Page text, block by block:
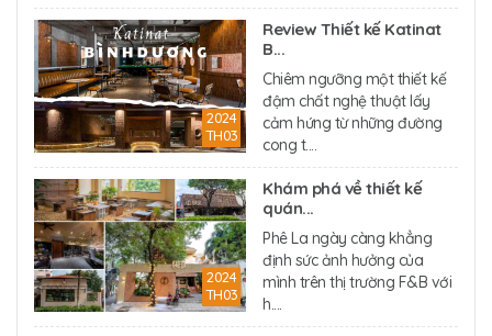
2024
TH03
Review Thiết kế Katinat
B...
Chiêm ngưỡng một thiết kế
đậm chất nghệ thuật lấy
cảm hứng từ những đường
cong t....
2024
TH03
Khám phá về thiết kế
quán...
Phê La ngày càng khẳng
định sức ảnh hưởng của
mình trên thị trường F&B với
h....